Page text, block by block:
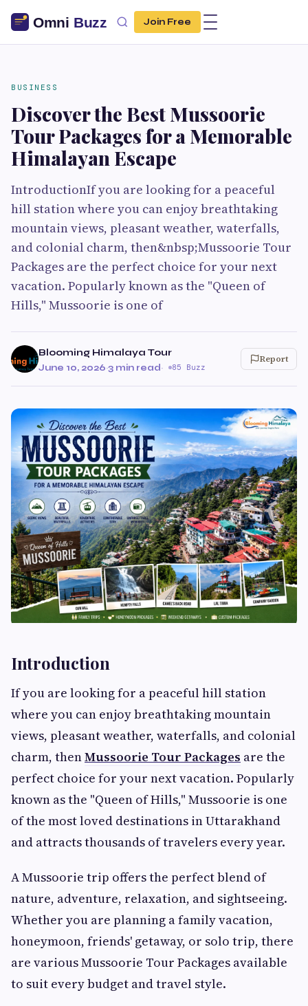
Join Free
BUSINESS
Discover the Best Mussoorie
Tour Packages for a Memorable
Himalayan Escape
IntroductionIf you are looking for a peaceful
hill station where you can enjoy breathtaking
mountain views, pleasant weather, waterfalls,
and colonial charm, then&nbsp;Mussoorie Tour
Packages are the perfect choice for your next
vacation. Popularly known as the "Queen of
Hills," Mussoorie is one of
Blooming Himalaya Tour
June 10, 2026·3 min read· 85 Buzz
Report
Introduction
If you are looking for a peaceful hill station
where you can enjoy breathtaking mountain
views, pleasant weather, waterfalls, and colonial
charm, thenMussoorie Tour Packages are the
perfect choice for your next vacation. Popularly
known as the "Queen of Hills," Mussoorie is one
of the most loved destinations in Uttarakhand
and attracts thousands of travelers every year.
A Mussoorie trip offers the perfect blend of
nature, adventure, relaxation, and sightseeing.
Whether you are planning a family vacation,
honeymoon, friends' getaway, or solo trip, there
are various Mussoorie Tour Packages available
to suit every budget and travel style.